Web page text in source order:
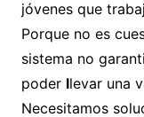
jóvenes que
Porque no es
sistema no
poder llevar una
Necesitamos